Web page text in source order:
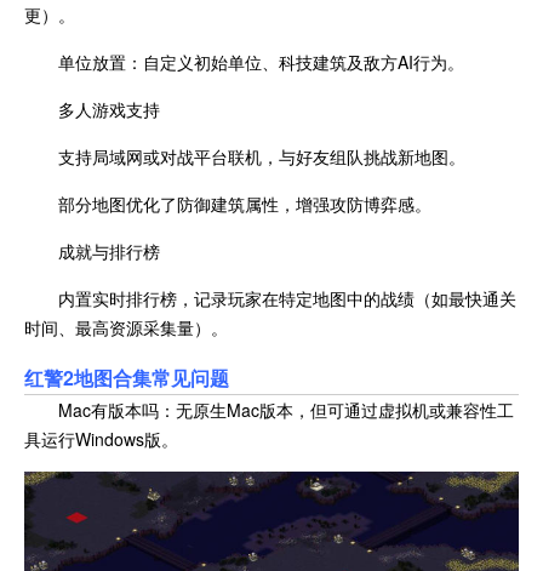
更）。
单位放置：自定义初始单位、科技建筑及敌方AI行为。
多人游戏支持
支持局域网或对战平台联机，与好友组队挑战新地图。
部分地图优化了防御建筑属性，增强攻防博弈感。
成就与排行榜
内置实时排行榜，记录玩家在特定地图中的战绩（如最快通关
时间、最高资源采集量）。
红警2地图合集常见问题
Mac有版本吗：无原生Mac版本，但可通过虚拟机或兼容性工
具运行Windows版。